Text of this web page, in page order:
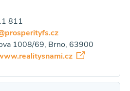
811
1008/69, Brno, 63900